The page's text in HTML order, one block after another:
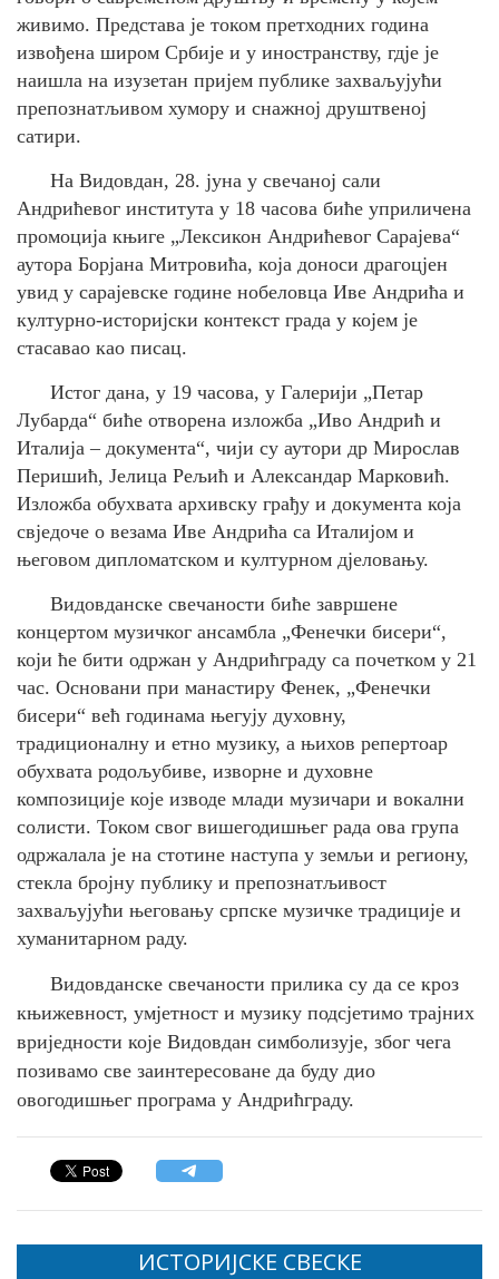
живимо. Представа је током претходних година
извођена широм Србије и у иностранству, гдје је
наишла на изузетан пријем публике захваљујући
препознатљивом хумору и снажној друштвеној
сатири.
На Видовдан, 28. јуна у свечаној сали
Андрићевог института у 18 часова биће уприличена
промоција књиге „Лексикон Андрићевог Сарајева“
аутора Борјана Митровића, која доноси драгоцјен
увид у сарајевске године нобеловца Иве Андрића и
културно-историјски контекст града у којем је
стасавао као писац.
Истог дана, у 19 часова, у Галерији „Петар
Лубарда“ биће отворена изложба „Иво Андрић и
Италија – документа“, чији су аутори др Мирослав
Перишић, Јелица Рељић и Александар Марковић.
Изложба обухвата архивску грађу и документа која
свједоче о везама Иве Андрића са Италијом и
његовом дипломатском и културном дјеловању.
Видовданске свечаности биће завршене
концертом музичког ансамбла „Фенечки бисери“,
који ће бити одржан у Андрићграду са почетком у 21
час. Основани при манастиру Фенек, „Фенечки
бисери“ већ годинама његују духовну,
традиционалну и етно музику, а њихов репертоар
обухвата родољубиве, изворне и духовне
композиције које изводе млади музичари и вокални
солисти. Током свог вишегодишњег рада ова група
одржалала је на стотине наступа у земљи и региону,
стекла бројну публику и препознатљивост
захваљујући његовању српске музичке традиције и
хуманитарном раду.
Видовданске свечаности прилика су да се кроз
књижевност, умјетност и музику подсјетимо трајних
вриједности које Видовдан симболизује, због чега
позивамо све заинтересоване да буду дио
овогодишњег програма у Андрићграду.
ИСТОРИЈСКЕ СВЕСКЕ